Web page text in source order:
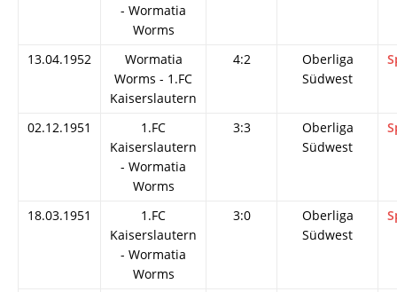
- Wormatia
Worms
13.04.1952
Wormatia
Worms - 1.FC
Kaiserslautern
4:2
Oberliga
Südwest
02.12.1951
1.FC
Kaiserslautern
- Wormatia
Worms
3:3
Oberliga
Südwest
18.03.1951
1.FC
Kaiserslautern
- Wormatia
Worms
3:0
Oberliga
Südwest